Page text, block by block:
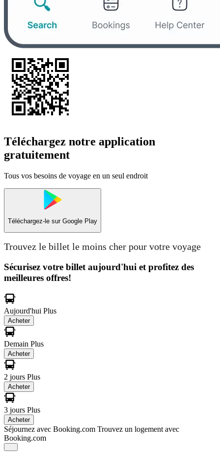
Téléchargez notre application
gratuitement
Tous vos besoins de voyage en un seul endroit
Téléchargez-le sur Google Play
Trouvez le billet le moins cher pour votre voyage
Sécurisez votre billet aujourd'hui et profitez des
meilleures offres!
Aujourd'hui Plus
Acheter
Demain Plus
Acheter
2 jours Plus
Acheter
3 jours Plus
Acheter
Séjournez avec Booking.com Trouvez un logement avec
Booking.com